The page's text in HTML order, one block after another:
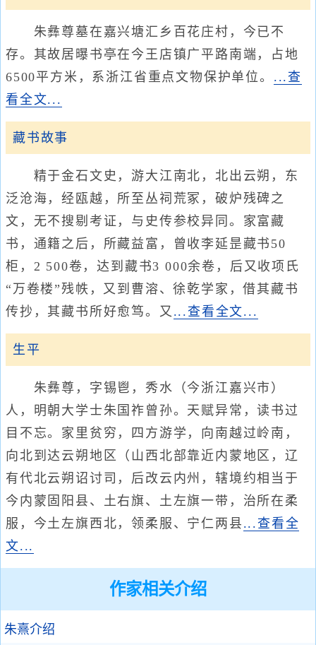
朱彝尊墓在嘉兴塘汇乡百花庄村，今已不
存。其故居曝书亭在今王店镇广平路南端，占地
6500平方米，系浙江省重点文物保护单位。 ...查
看全文...
藏书故事
精于金石文史，游大江南北，北出云朔，东
泛沧海，经瓯越，所至丛祠荒冢，破炉残碑之
文，无不搜剔考证，与史传参校异同。家富藏
书，通籍之后，所藏益富，曾收李延昰藏书50
柜，2 500卷，达到藏书3 000余卷，后又收项氏
“万卷楼”残帙，又到曹溶、徐乾学家，借其藏书
传抄，其藏书所好愈笃。又 ...查看全文...
生平
朱彝尊，字锡鬯，秀水（今浙江嘉兴市）
人，明朝大学士朱国祚曾孙。天赋异常，读书过
目不忘。家里贫穷，四方游学，向南越过岭南，
向北到达云朔地区（山西北部靠近内蒙地区，辽
有代北云朔诏讨司，后改云内州，辖境约相当于
今内蒙固阳县、土右旗、土左旗一带，治所在柔
服，今土左旗西北，领柔服、宁仁两县 ...查看全
文...
作家相关介绍
朱熹介绍